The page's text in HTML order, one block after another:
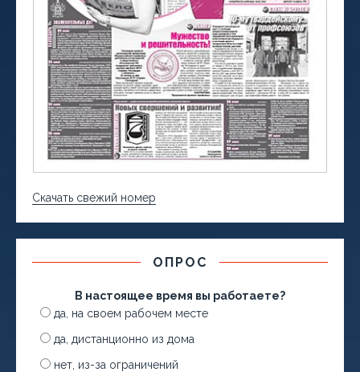
Скачать свежий номер
ОПРОС
В настоящее время вы работаете?
да, на своем рабочем месте
да, дистанционно из дома
нет, из-за ограничений